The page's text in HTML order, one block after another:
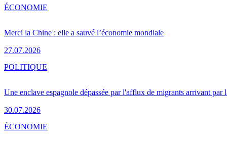
Merci la Chine : elle a sauvé l’économie mondiale
27.07.2026
ÉCONOMIE
Une enclave espagnole dépassée par l'afflux de migrants arrivant par
30.07.2026
POLITIQUE
ÉCONOMIE